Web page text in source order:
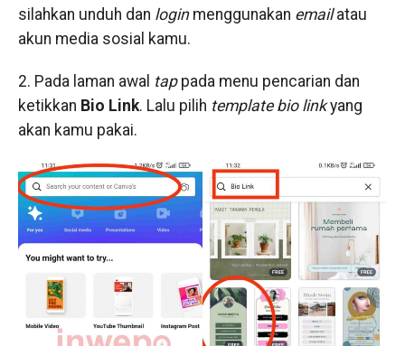
silahkan unduh dan loginmenggunakan emailatau
akun media sosial kamu.
2. Pada laman awal tappada menu pencarian dan
ketikkan Bio Link. Lalu pilih template bio linkyang
akan kamu pakai.